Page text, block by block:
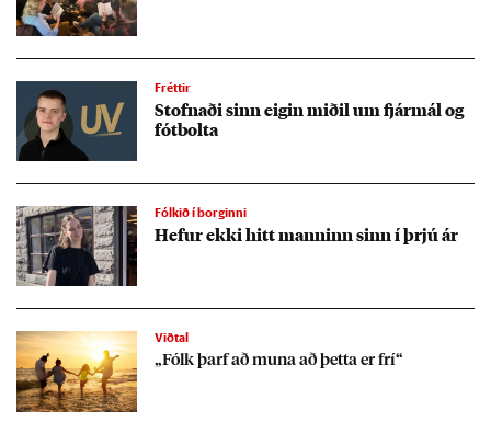
Fréttir
Stofn­aði sinn eig­in mið­il um fjár­mál og
fót­bolta
Fólkið í borginni
Hef­ur ekki hitt mann­inn sinn í þrjú ár
Viðtal
„Fólk þarf að muna að þetta er frí“